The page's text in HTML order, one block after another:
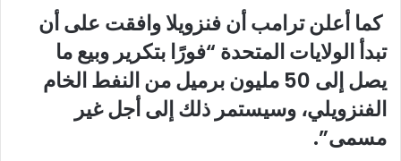
كما أعلن ترامب أن فنزويلا وافقت على أن
تبدأ الولايات المتحدة “فورًا بتكرير وبيع ما
يصل إلى 50 مليون برميل من النفط الخام
الفنزويلي، وسيستمر ذلك إلى أجل غير
مسمى”.